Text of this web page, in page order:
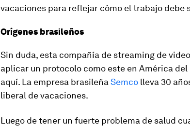
vacaciones para reflejar cómo el trabajo debe
Orígenes brasileños
Sin duda, esta compañía de streaming de
aplicar un protocolo como este en América
aquí. La empresa brasileña Semco lleva 30
liberal de vacaciones.
Luego de tener un fuerte problema de salud